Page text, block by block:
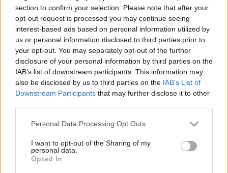
section to confirm your selection. Please note that after your
opt-out request is processed you may continue seeing
interest-based ads based on personal information utilized by
us or personal information disclosed to third parties prior to
your opt-out. You may separately opt-out of the further
disclosure of your personal information by third parties on the
IAB’s list of downstream participants. This information may
also be disclosed by us to third parties on the IAB’s List of
Downstream Participants that may further disclose it to other
Personal Data Processing Opt Outs
I want to opt-out of the Sharing of my
personal data.
Opted In
CURP: Clave Única de Registro de Población.
¿Qué debes saber?